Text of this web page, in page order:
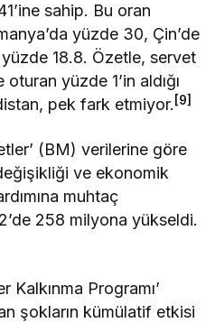
sahip. Bu oran
yüzde 30, Çin’de
18.8. Özetle, servet
yüzde 1’in aldığı
pek fark etmiyor. [9]
(BM) verilerine göre
ve ekonomik
muhtaç
258 milyona yükseldi.
Kalkınma Programı’
şokların kümülatif etkisi